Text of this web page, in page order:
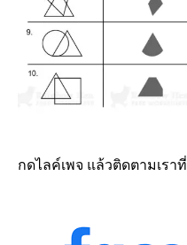
กดไลค์เพจ แล้วติดตามเราที่